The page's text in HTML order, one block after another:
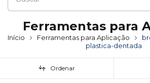
Ferramentas para
Início Ferramentas para Aplicação
plastica-dentada
Ordenar